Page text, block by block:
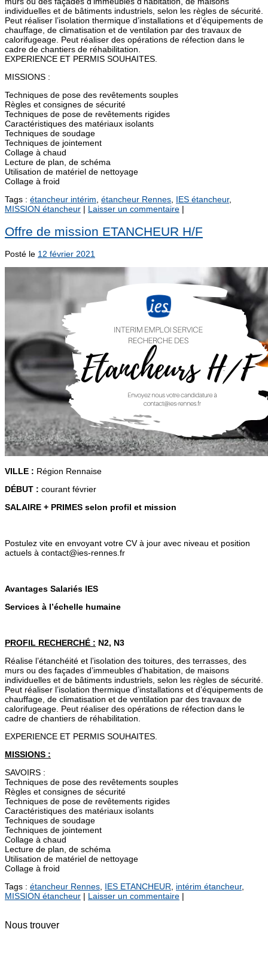
individuelles et de bâtiments industriels, selon les règles de sécurité.
Peut réaliser l’isolation thermique d’installations et d’équipements de
chauffage, de climatisation et de ventilation par des travaux de
calorifugeage. Peut réaliser des opérations de réfection dans le
cadre de chantiers de réhabilitation.
EXPERIENCE ET PERMIS SOUHAITES.
MISSIONS :
Techniques de pose des revêtements souples
Règles et consignes de sécurité
Techniques de pose de revêtements rigides
Caractéristiques des matériaux isolants
Techniques de soudage
Techniques de jointement
Collage à chaud
Lecture de plan, de schéma
Utilisation de matériel de nettoyage
Collage à froid
Tags : étancheur intérim, étancheur Rennes, IES étancheur,
MISSION étancheur | Laisser un commentaire |
Offre de mission ETANCHEUR H/F
Posté le 12 février 2021
VILLE : Région Rennaise
DÉBUT : courant février
SALAIRE + PRIMES selon profil et mission
Postulez vite en envoyant votre CV à jour avec niveau et position
actuels à contact@ies-rennes.fr
Avantages Salariés IES
Services à l’échelle humaine
PROFIL RECHERCHÉ : N2, N3
Réalise l’étanchéité et l’isolation des toitures, des terrasses, des
murs ou des façades d’immeubles d’habitation, de maisons
individuelles et de bâtiments industriels, selon les règles de sécurité.
Peut réaliser l’isolation thermique d’installations et d’équipements de
chauffage, de climatisation et de ventilation par des travaux de
calorifugeage. Peut réaliser des opérations de réfection dans le
cadre de chantiers de réhabilitation.
EXPERIENCE ET PERMIS SOUHAITES.
MISSIONS :
SAVOIRS :
Techniques de pose des revêtements souples
Règles et consignes de sécurité
Techniques de pose de revêtements rigides
Caractéristiques des matériaux isolants
Techniques de soudage
Techniques de jointement
Collage à chaud
Lecture de plan, de schéma
Utilisation de matériel de nettoyage
Collage à froid
Tags : étancheur Rennes, IES ETANCHEUR, intérim étancheur,
MISSION étancheur | Laisser un commentaire |
Nous trouver